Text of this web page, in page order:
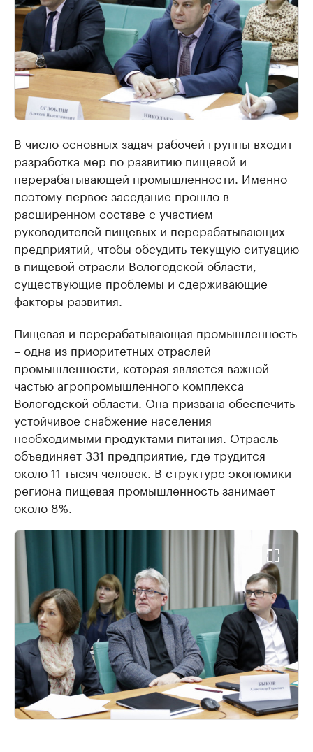
В число основных задач рабочей группы входит
разработка мер по развитию пищевой и
перерабатывающей промышленности. Именно
поэтому первое заседание прошло в
расширенном составе с участием
руководителей пищевых и перерабатывающих
предприятий, чтобы обсудить текущую ситуацию
в пищевой отрасли Вологодской области,
существующие проблемы и сдерживающие
факторы развития.
Пищевая и перерабатывающая промышленность
– одна из приоритетных отраслей
промышленности, которая является важной
частью агропромышленного комплекса
Вологодской области. Она призвана обеспечить
устойчивое снабжение населения
необходимыми продуктами питания. Отрасль
объединяет 331 предприятие, где трудится
около 11 тысяч человек. В структуре экономики
региона пищевая промышленность занимает
около 8%.